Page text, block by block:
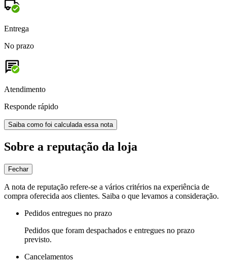
Entrega
No prazo
Atendimento
Responde rápido
Saiba como foi calculada essa nota
Sobre a reputação da loja
Fechar
A nota de reputação refere-se a vários critérios na experiência de
compra oferecida aos clientes. Saiba o que levamos a consideração.
Pedidos entregues no prazo
Pedidos que foram despachados e entregues no prazo
previsto.
Cancelamentos